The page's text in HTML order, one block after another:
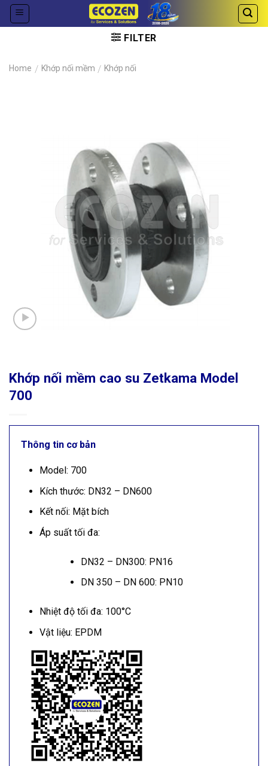
Skip
FILTER
Home / Khớp nối mềm / Khớp nối
Khớp nối mềm cao su Zetkama Model
700
Thông tin cơ bản
Model: 700
Kích thước: DN32 – DN600
Kết nối: Mặt bích
Áp suất tối đa:
DN32 – DN300: PN16
DN 350 – DN 600: PN10
Nhiệt độ tối đa: 100°C
Vật liệu: EPDM